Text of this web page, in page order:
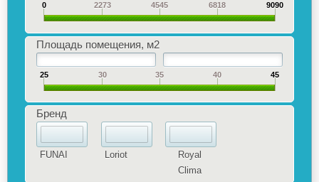
0 2273 4545 6818 9090
Площадь помещения, м2
25 30 35 40 45
Бренд
FUNAI Loriot
Royal
Clima